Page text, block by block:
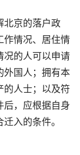
北京的落户政
作情况、居住情
况的人可以申请
外国人；拥有本
的人士；以及符
后，应根据自身
入的条件。